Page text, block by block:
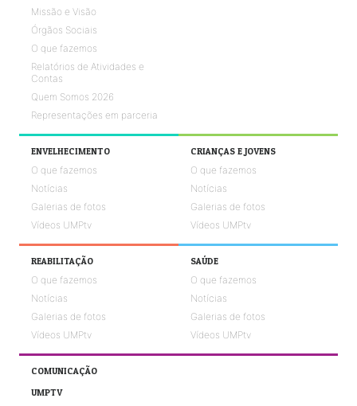
Missão e Visão
Órgãos Sociais
O que fazemos
Relatórios de Atividades e
Contas
Quem Somos 2026
Representações em parceria
ENVELHECIMENTO
O que fazemos
Notícias
Galerias de fotos
Vídeos UMPtv
CRIANÇAS E JOVENS
O que fazemos
Notícias
Galerias de fotos
Vídeos UMPtv
REABILITAÇÃO
O que fazemos
Notícias
Galerias de fotos
Vídeos UMPtv
SAÚDE
O que fazemos
Notícias
Galerias de fotos
Vídeos UMPtv
COMUNICAÇÃO
UMPTV